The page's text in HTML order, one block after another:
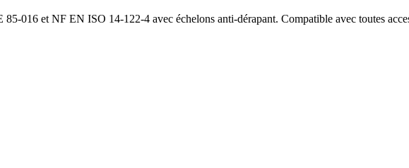
016 et NF EN ISO 14-122-4 avec échelons anti-dérapant. Compatible avec toutes